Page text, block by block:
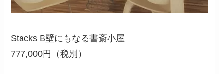
Stacks B壁にもなる書斎小屋
777,000円（税別）